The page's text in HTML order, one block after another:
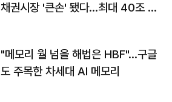
채권시장 '큰손' 됐다…최대 40조 투
"메모리 월 넘을 해법은 HBF"…구글
도 주목한 차세대 AI 메모리